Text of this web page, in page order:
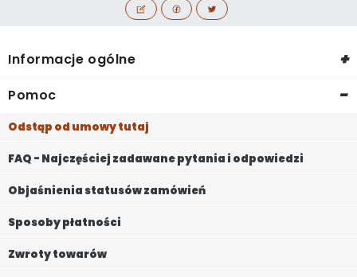
Informacje ogólne +
Pomoc -
Odstąp od umowy tutaj
FAQ - Najczęściej zadawane pytania i odpowiedzi
Objaśnienia statusów zamówień
Sposoby płatności
Zwroty towarów